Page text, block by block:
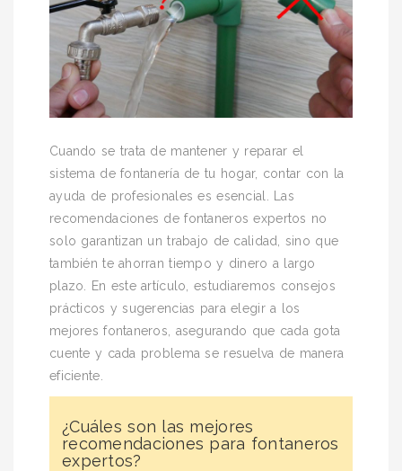
Cuando se trata de mantener y reparar el
sistema de fontanería de tu hogar, contar con la
ayuda de profesionales es esencial. Las
recomendaciones de fontaneros expertos no
solo garantizan un trabajo de calidad, sino que
también te ahorran tiempo y dinero a largo
plazo. En este artículo, estudiaremos consejos
prácticos y sugerencias para elegir a los
mejores fontaneros, asegurando que cada gota
cuente y cada problema se resuelva de manera
eficiente.
¿Cuáles son las mejores
recomendaciones para fontaneros
expertos?